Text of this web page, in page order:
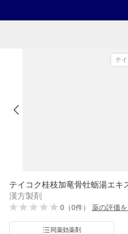
テ
テイコク桂枝加竜骨牡蛎湯エキ
漢方製剤
0（0件） 薬の評価
同薬効薬剤